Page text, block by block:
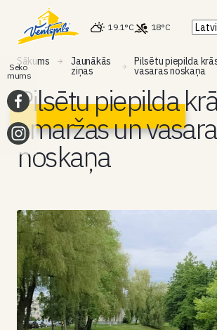
19.1°C 18°C
Sākums Jaunākās
ziņas
Pilsētu piepilda
vasaras noskaņa
Pilsētu piepilda
smaržas un
noskaņa
Seko
mums